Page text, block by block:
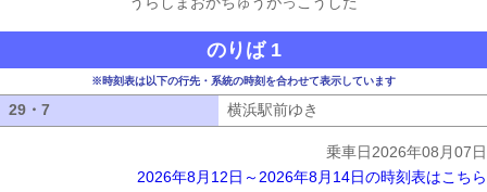
のりば 1
※時刻表は以下の行先・系統の時刻を合わせて表示しています
29・7 横浜駅前ゆき
乗車日2026年08月07日
2026年8月12日～2026年8月14日の時刻表はこちら